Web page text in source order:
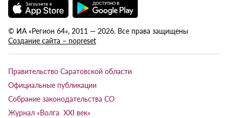
© ИА «Регион 64», 2011 — 2026. Все права защищены
Создание сайта – nopreset
Правительство Саратовской области
Официальные публикации
Собрание законодательства СО
Журнал «Волга XXI век»